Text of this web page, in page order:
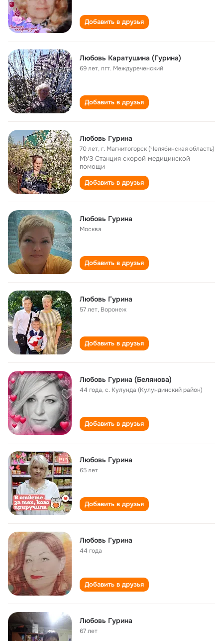
Добавить в друзья
Любовь Каратушина (Гурина)
69 лет,пгт. Междуреченский
Добавить в друзья
Любовь Гурина
70 лет,г. Магнитогорск (Челябинская область)
МУЗ Станция скорой медицинской
помощи
Добавить в друзья
Любовь Гурина
Москва
Добавить в друзья
Любовь Гурина
57 лет, Воронеж
Добавить в друзья
Любовь Гурина (Белянова)
44 года,с. Кулунда (Кулундинский район)
Добавить в друзья
Любовь Гурина
65 лет
Добавить в друзья
Любовь Гурина
44 года
Добавить в друзья
Любовь Гурина
67 лет